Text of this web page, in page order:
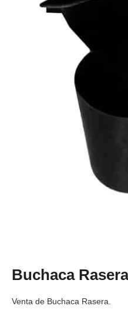
Buchaca Rasera
Venta de Buchaca Rasera.